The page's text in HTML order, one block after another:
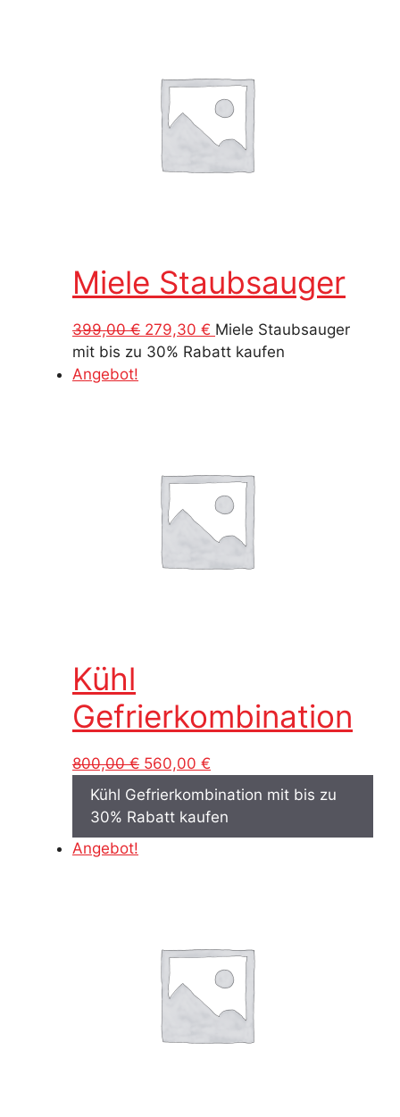
Miele Staubsauger
399,00€ Ursprünglicher
Preis
279,30 € Aktueller
Preis
Miele Staubsauger
mit bis zu 30% Rabatt kaufen
Angebot!
Kühl
Gefrierkombination
800,00€ Ursprünglicher
Preis
war:
560,00 €
Preis
ist:
Kühl Gefrierkombination mit bis zu
30% Rabatt kaufen
Angebot!